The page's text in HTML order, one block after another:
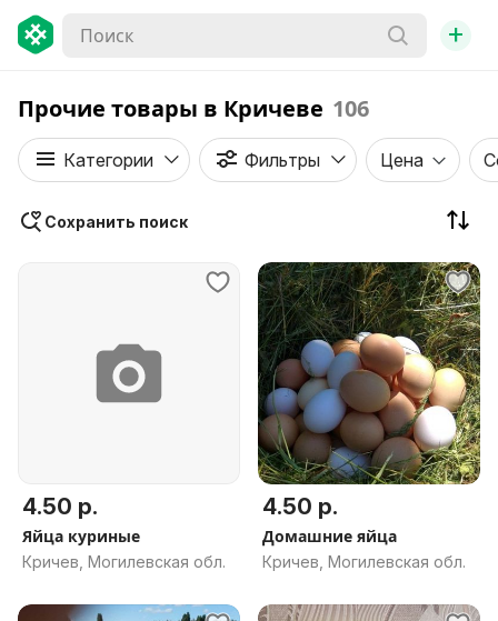
+
Прочие товары в Кричеве 106
Категории Фильтры Цена
Сохранить поиск
4.50 р.
Яйца куриные
Кричев, Могилевская обл.
4.50 р.
Домашние яйца
Кричев, Могилевская обл.